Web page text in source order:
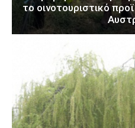
το οινοτουριστικό